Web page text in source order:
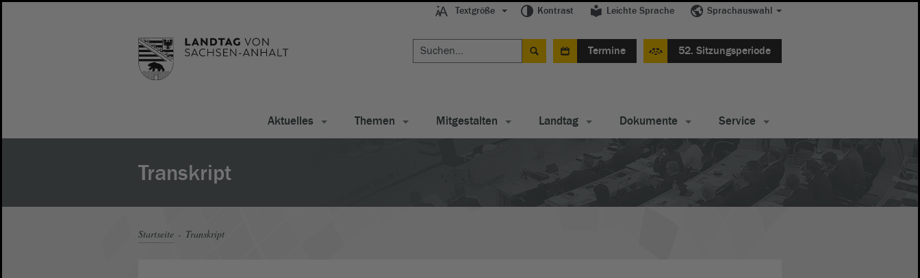
Textgröße Kontrast Leichte Sprache Sprachauswahl
Termine 52. Sitzungsperiode
Aktuelles Themen Mitgestalten Landtag Dokumente Service
Transkript
Startseite Transkript